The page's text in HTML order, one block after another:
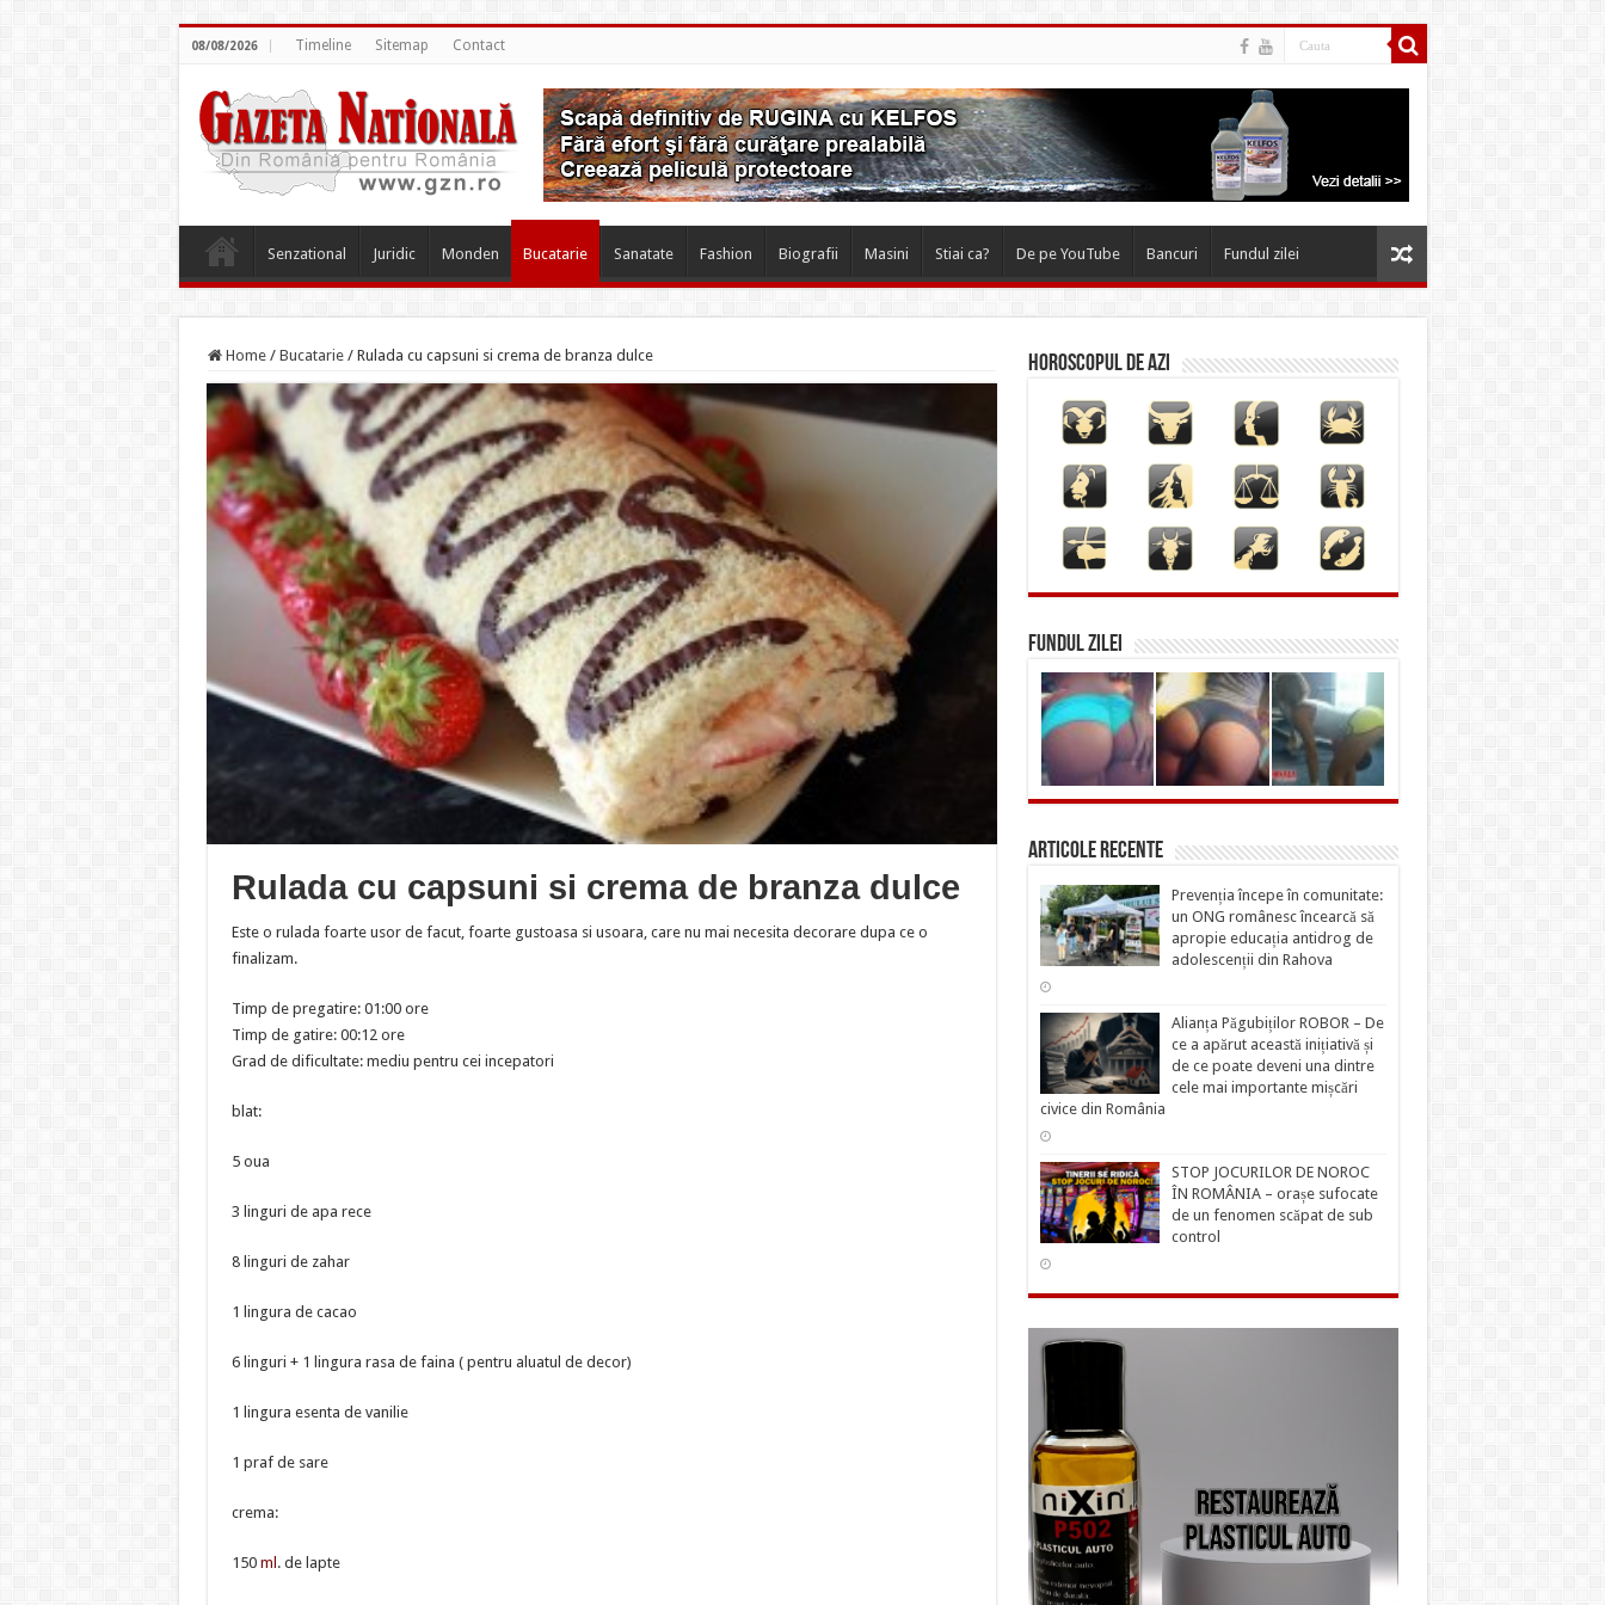
08/08/2026 Timeline Sitemap Contact
Senzational Juridic Monden Bucatarie Sanatate Fashion Biografii Masini Stiai ca? De pe YouTube Bancuri Fundul zilei
Home / Bucatarie / Rulada cu capsuni si crema de branza dulce
Rulada cu capsuni si crema de branza dulce
Este o rulada foarte usor de facut, foarte gustoasa si usoara, care nu mai necesita decorare dupa ce o
finalizam.
Timp de pregatire: 01:00 ore
Timp de gatire: 00:12 ore
Grad de dificultate: mediu pentru cei incepatori
blat:
5 oua
3 linguri de apa rece
8 linguri de zahar
1 lingura de cacao
6 linguri + 1 lingura rasa de faina ( pentru aluatul de decor)
1 lingura esenta de vanilie
1 praf de sare
crema:
150 ml . de lapte
Horoscopul de azi
FUNDUL ZILEI
Articole recente
Prevenția începe în comunitate:
un ONG românesc încearcă să
apropie educația antidrog de
adolescenții din Rahova
Alianța Păgubiților ROBOR – De
ce a apărut această inițiativă și
de ce poate deveni una dintre
cele mai importante mișcări
civice din România
STOP JOCURILOR DE NOROC
ÎN ROMÂNIA – orașe sufocate
de un fenomen scăpat de sub
control